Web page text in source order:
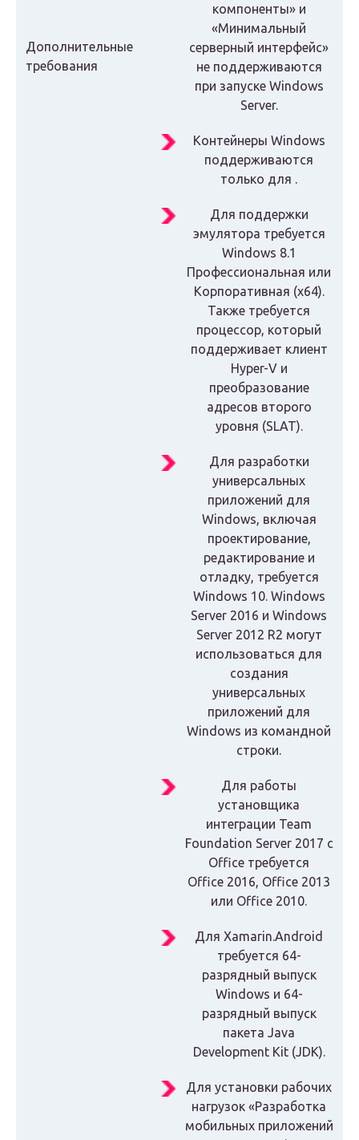
Дополнительные
требования
компоненты» и
«Минимальный
серверный интерфейс»
не поддерживаются
при запуске Windows
Server.
Контейнеры Windows
поддерживаются
только для .
Для поддержки
эмулятора требуется
Windows 8.1
Профессиональная или
Корпоративная (x64).
Также требуется
процессор, который
поддерживает клиент
Hyper-V и
преобразование
адресов второго
уровня (SLAT).
Для разработки
универсальных
приложений для
Windows, включая
проектирование,
редактирование и
отладку, требуется
Windows 10. Windows
Server 2016 и Windows
Server 2012 R2 могут
использоваться для
создания
универсальных
приложений для
Windows из командной
строки.
Для работы
установщика
интеграции Team
Foundation Server 2017 с
Office требуется
Office 2016, Office 2013
или Office 2010.
Для Xamarin.Android
требуется 64-
разрядный выпуск
Windows и 64-
разрядный выпуск
пакета Java
Development Kit (JDK).
Для установки рабочих
нагрузок «Разработка
мобильных приложений